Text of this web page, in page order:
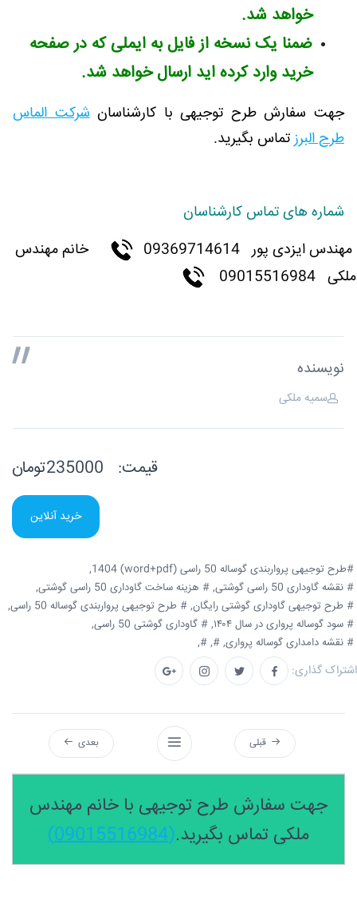
خواهد شد.
ضمنا یک نسخه از فایل به ایملی که در صفحه
خرید وارد کرده اید ارسال خواهد شد.
جهت سفارش طرح توجیهی با کارشناسانشرکت الماس
طرح البرزتماس بگیرید.
شماره های تماس کارشناسان
مهندس ایزدی پور 09369714614
خانم مهندس
ملکی 09015516984
نویسنده
سمیه ملکی
قیمت:
خرید آنلاین
#طرح توجیهی پرواربندی گوساله 50 راسی ️(word+pdf) 1404,
# نقشه گاوداری 50 راسی گوشتی,
# هزینه ساخت گاوداری 50 راسی گوشتی,
# طرح توجیهی گاوداری گوشتی رایگان, # طرح توجیهی پرواربندی گوساله 50 راسی,
# سود گوساله پرواری در سال ۱۴۰۴,
# گاوداری گوشتی 50 راسی,
# نقشه دامداری گوساله پرواری, #,
#,
اشتراک گذاری:
قبلی بعدی
جهت سفارش طرح توجیهی با خانم مهندس
ملکی تماس بگیرید.(09015516984)